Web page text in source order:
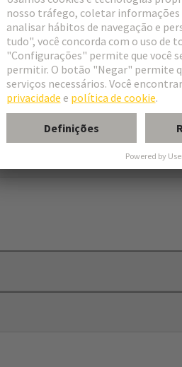
Accessories
Grip frame
with fixing brackets